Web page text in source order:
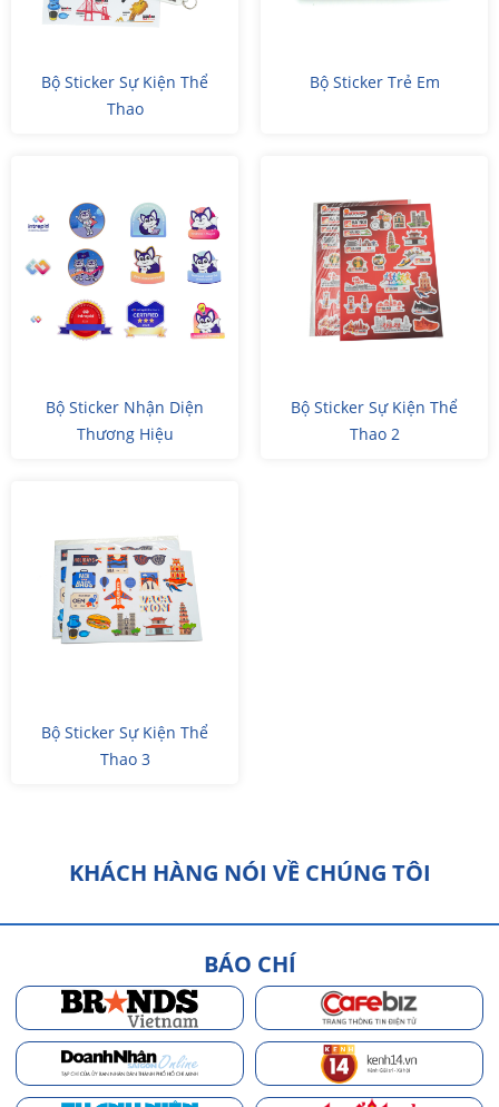
Bộ Sticker Sự Kiện Thể
Thao
Bộ Sticker Trẻ Em
Bộ Sticker Nhận Diện
Thương Hiệu
Bộ Sticker Sự Kiện Thể
Thao 2
Bộ Sticker Sự Kiện Thể
Thao 3
KHÁCH HÀNG NÓI VỀ CHÚNG TÔI
BÁO CHÍ